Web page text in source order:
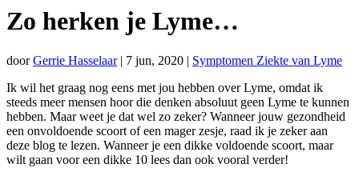
Zo herken je Lyme…
doorGerrie Hasselaar| 7 jun, 2020 | Symptomen Ziekte van Lyme
Ik wil het graag nog eens met jou hebben over Lyme, omdat ik
steeds meer mensen hoor die denken absoluut geen Lyme te kunnen
hebben. Maar weet je dat wel zo zeker? Wanneer jouw gezondheid
een onvoldoende scoort of een mager zesje, raad ik je zeker aan
deze blog te lezen. Wanneer je een dikke voldoende scoort, maar
wilt gaan voor een dikke 10 lees dan ook vooral verder!